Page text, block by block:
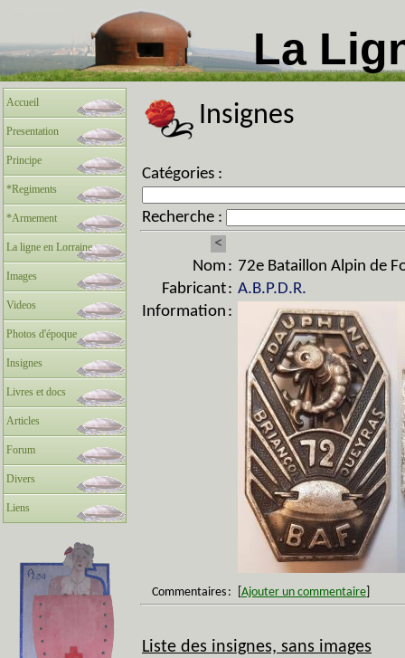
La
Accueil
Presentation
Principe
*Regiments
*Armement
La ligne en Lorraine
Images
Videos
Photos d'époque
Insignes
Livres et docs
Articles
Forum
Divers
Liens
Insignes
Catégories :
Recherche :
<
Nom : 72e Bataillon Alpin de
Fabricant: A.B.P.D.R.
Information :
Commentaires : Ajouter un commentaire
Liste des insignes, sans images